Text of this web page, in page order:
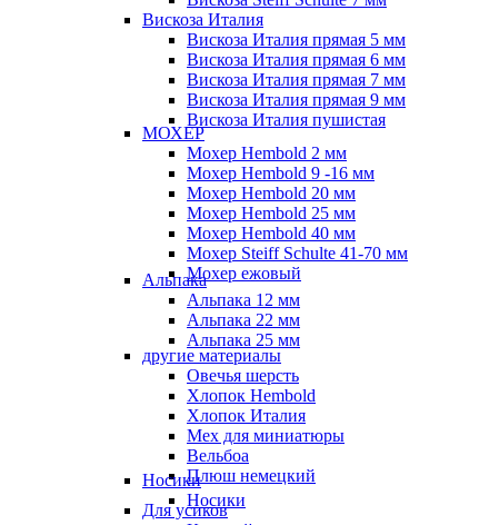
Вискоза Италия
Вискоза Италия прямая 5 мм
Вискоза Италия прямая 6 мм
Вискоза Италия прямая 7 мм
Вискоза Италия прямая 9 мм
Вискоза Италия пушистая
МОХЕР
Мохер Hembold 2 мм
Мохер Hembold 9 -16 мм
Мохер Hembold 20 мм
Мохер Hembold 25 мм
Мохер Hembold 40 мм
Мохер Steiff Schulte 41-70 мм
Мохер ежовый
Альпака
Альпака 12 мм
Альпака 22 мм
Альпака 25 мм
другие материалы
Овечья шерсть
Хлопок Hembold
Хлопок Италия
Мех для миниатюры
Вельбоа
Плюш немецкий
Носики
Носики
Для усиков